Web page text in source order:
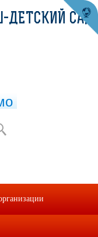
операции
ДЕТСКИЙ САД